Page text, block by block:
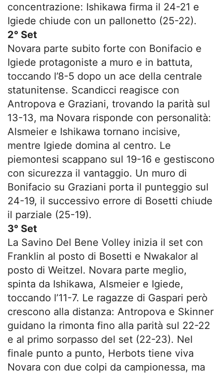
concentrazione: Ishikawa firma il 24-21 e
Igiede chiude con un pallonetto (25-22).
2° Set
Novara parte subito forte con Bonifacio e
Igiede protagoniste a muro e in battuta,
toccando l’8-5 dopo un ace della centrale
statunitense. Scandicci reagisce con
Antropova e Graziani, trovando la parità sul
13-13, ma Novara risponde con personalità:
Alsmeier e Ishikawa tornano incisive,
mentre Igiede domina al centro. Le
piemontesi scappano sul 19-16 e gestiscono
con sicurezza il vantaggio. Un muro di
Bonifacio su Graziani porta il punteggio sul
24-19, il successivo errore di Bosetti chiude
il parziale (25-19).
3° Set
La Savino Del Bene Volley inizia il set con
Franklin al posto di Bosetti e Nwakalor al
posto di Weitzel. Novara parte meglio,
spinta da Ishikawa, Alsmeier e Igiede,
toccando l’11-7. Le ragazze di Gaspari però
crescono alla distanza: Antropova e Skinner
guidano la rimonta fino alla parità sul 22-22
e al primo sorpasso del set (22-23). Nel
finale punto a punto, Herbots tiene viva
Novara con due colpi da campionessa, ma